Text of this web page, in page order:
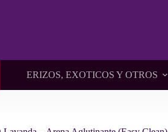
ERIZOS, EXOTICOS Y OTROS